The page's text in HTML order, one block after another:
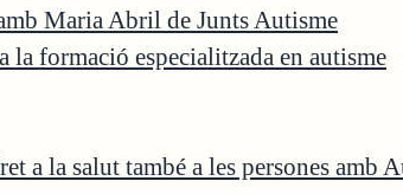
Maria Abril de Junts Autisme
formació especialitzada en autisme
a la salut també a les persones amb